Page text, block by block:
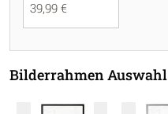
39,99 €
Bilderrahmen Auswahl